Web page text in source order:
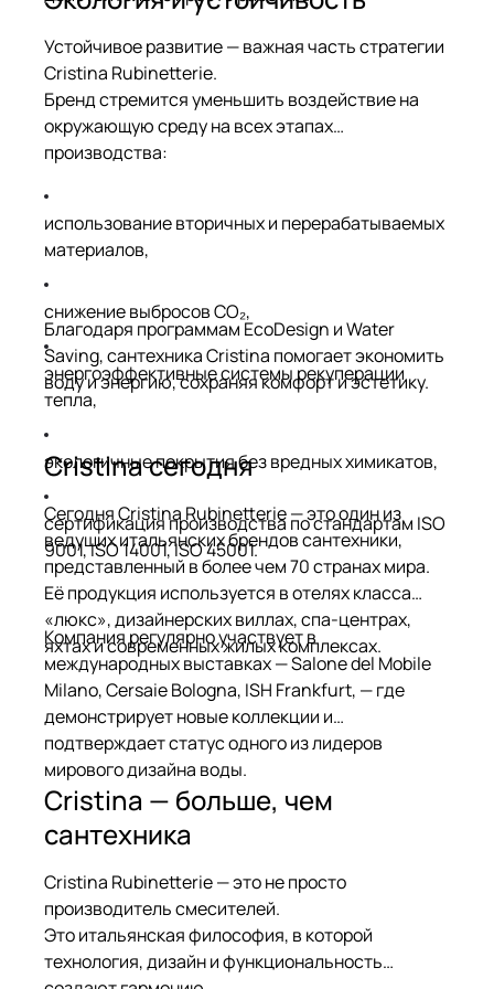
Устойчивое развитие — важная часть стратегии
Cristina Rubinetterie.
Бренд стремится уменьшить воздействие на
окружающую среду на всех этапах
производства:
использование вторичных и перерабатываемых
материалов,
снижение выбросов CO₂,
энергоэффективные системы рекуперации
тепла,
экологичные покрытия без вредных химикатов,
сертификация производства по стандартам ISO
9001, ISO 14001, ISO 45001.
Благодаря программам EcoDesign и Water
Saving, сантехника Cristina помогает экономить
воду и энергию, сохраняя комфорт и эстетику.
Cristina сегодня
Сегодня Cristina Rubinetterie — это один из
ведущих итальянских брендов сантехники,
представленный в более чем 70 странах мира.
Её продукция используется в отелях класса
«люкс», дизайнерских виллах, спа-центрах,
яхтах и современных жилых комплексах.
Компания регулярно участвует в
международных выставках — Salone del Mobile
Milano, Cersaie Bologna, ISH Frankfurt, — где
демонстрирует новые коллекции и
подтверждает статус одного из лидеров
мирового дизайна воды.
Cristina — больше, чем
сантехника
Cristina Rubinetterie — это не просто
производитель смесителей.
Это итальянская философия, в которой
технология, дизайн и функциональность